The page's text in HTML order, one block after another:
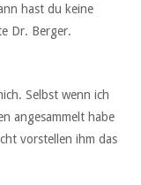
hast du keine
Dr. Berger.
Selbst wenn ich
angesammelt habe
vorstellen ihm das